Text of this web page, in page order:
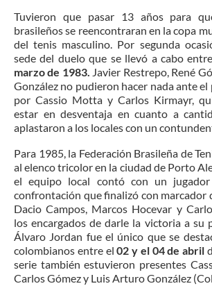
Tuvieron que pasar 13 años para
brasileños se reencontraran en la copa
del tenis masculino. Por segunda
sede del duelo que se llevó a cabo
marzo de 1983. Javier Restrepo, René
González no pudieron hacer nada ante
por Cassio Motta y Carlos Kirmayr,
estar en desventaja en cuanto a
aplastaron a los locales con un
Para 1985, la Federación Brasileña de
al elenco tricolor en la ciudad de Porto
el equipo local contó con un
confrontación que finalizó con marcador
Dacio Campos, Marcos Hocevar y
los encargados de darle la victoria a su
Álvaro Jordan fue el único que se
colombianos entre el 02 y el 04 de abril
serie también estuvieron presentes
Carlos Gómez y Luis Arturo González